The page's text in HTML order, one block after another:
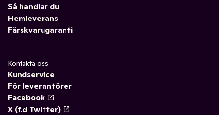
Så handlar du
Hemleverans
Färskvarugaranti
Kontakta oss
Kundservice
För leverantörer
Facebook
X (f.d Twitter)